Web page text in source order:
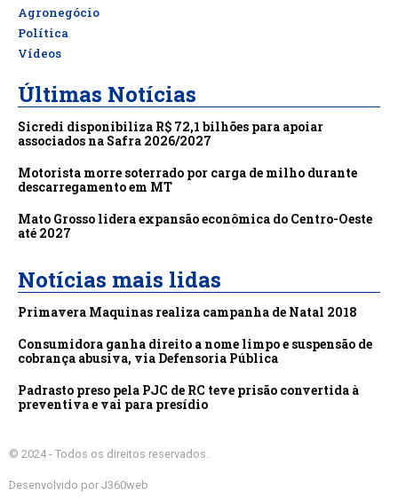
Agronegócio
Política
Vídeos
Últimas Notícias
Sicredi disponibiliza R$ 72,1 bilhões para apoiar
associados na Safra 2026/2027
Motorista morre soterrado por carga de milho durante
descarregamento em MT
Mato Grosso lidera expansão econômica do Centro-Oeste
até 2027
Notícias mais lidas
Primavera Maquinas realiza campanha de Natal 2018
Consumidora ganha direito a nome limpo e suspensão de
cobrança abusiva, via Defensoria Pública
Padrasto preso pela PJC de RC teve prisão convertida à
preventiva e vai para presídio
© 2024 - Todos os direitos reservados.
Desenvolvido por J360web